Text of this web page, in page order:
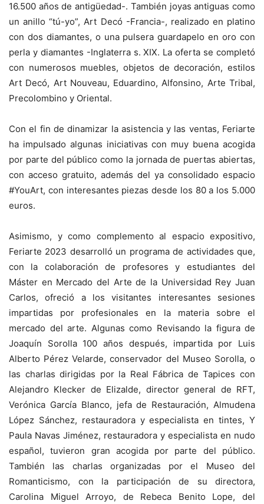
16.500 años de antigüedad-. También joyas antiguas como
un anillo “tú-yo”, Art Decó -Francia-, realizado en platino
con dos diamantes, o una pulsera guardapelo en oro con
perla y diamantes -Inglaterra s. XIX. La oferta se completó
con numerosos muebles, objetos de decoración, estilos
Art Decó, Art Nouveau, Eduardino, Alfonsino, Arte Tribal,
Precolombino y Oriental.
Con el fin de dinamizar la asistencia y las ventas, Feriarte
ha impulsado algunas iniciativas con muy buena acogida
por parte del público como la jornada de puertas abiertas,
con acceso gratuito, además del ya consolidado espacio
#YouArt, con interesantes piezas desde los 80 a los 5.000
euros.
Asimismo, y como complemento al espacio expositivo,
Feriarte 2023 desarrolló un programa de actividades que,
con la colaboración de profesores y estudiantes del
Máster en Mercado del Arte de la Universidad Rey Juan
Carlos, ofreció a los visitantes interesantes sesiones
impartidas por profesionales en la materia sobre el
mercado del arte. Algunas como Revisando la figura de
Joaquín Sorolla 100 años después, impartida por Luis
Alberto Pérez Velarde, conservador del Museo Sorolla, o
las charlas dirigidas por la Real Fábrica de Tapices con
Alejandro Klecker de Elizalde, director general de RFT,
Verónica García Blanco, jefa de Restauración, Almudena
López Sánchez, restauradora y especialista en tintes, Y
Paula Navas Jiménez, restauradora y especialista en nudo
español, tuvieron gran acogida por parte del público.
También las charlas organizadas por el Museo del
Romanticismo, con la participación de su directora,
Carolina Miguel Arroyo, de Rebeca Benito Lope, del